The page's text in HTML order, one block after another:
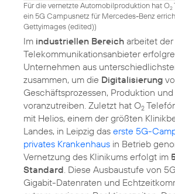
Für die vernetzte Automobilproduktion hat O2
ein 5G Campusnetz für Mercedes-Benz
Gettyimages (edited))
Im industriellen Bereich arbeitet der
Telekommunikationsanbieter
Unternehmen aus
zusammen, um die Digitalisierung
Geschäftsprozessen, Produktion und
voranzutreiben. Zuletzt hat O2
mit Helios, einem der größten
Landes, in Leipzig das erste 5G-
privates Krankenhaus in Betrieb
Vernetzung des Klinikums erfolgt im
Standard. Diese Ausbaustufe von
Gigabit-Datenraten und